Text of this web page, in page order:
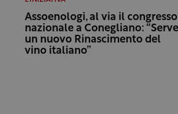
Assoenologi, al via il congresso
nazionale a Conegliano: “Serve
un nuovo Rinascimento del
vino italiano”